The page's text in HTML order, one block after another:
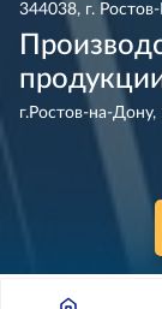
344038, г.
г.Ростов-на-